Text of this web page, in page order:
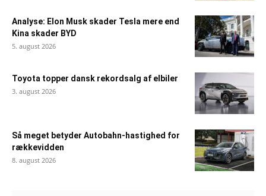
Analyse: Elon Musk skader Tesla mere end
Kina skader BYD
5. august 2026
Toyota topper dansk rekordsalg af elbiler
3. august 2026
Så meget betyder Autobahn-hastighed for
rækkevidden
8. august 2026